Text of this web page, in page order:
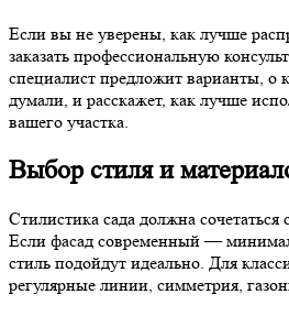
Если вы не уверены, как лучше
заказать профессиональную
специалист предложит варианты, о
думали, и расскажет, как лучше
вашего участка.
Выбор стиля и
Стилистика сада должна сочетаться
Если фасад современный —
стиль подойдут идеально. Для
регулярные линии, симметрия,